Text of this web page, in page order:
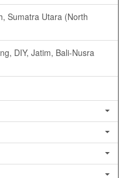
Sumatra Utara (North
DIY, Jatim, Bali-Nusra